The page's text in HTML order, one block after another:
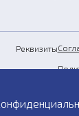
Реквизиты